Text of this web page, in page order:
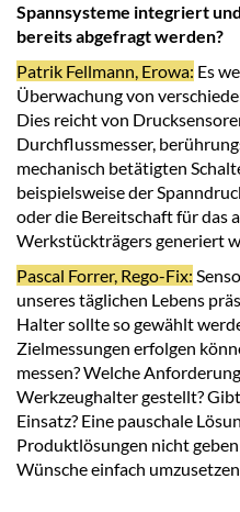
Spannsysteme integriert
bereits abgefragt werden?
Patrik Fellmann, Erowa: Es
Überwachung von
Dies reicht von
Durchflussmesser,
mechanisch betätigten
beispielsweise der
oder die Bereitschaft für das
Werkstückträgers generiert
Pascal Forrer, Rego-Fix:
unseres täglichen Lebens
Halter sollte so gewählt
Zielmessungen erfolgen
messen? Welche
Werkzeughalter gestellt?
Einsatz? Eine pauschale
Produktlösungen nicht
Wünsche einfach